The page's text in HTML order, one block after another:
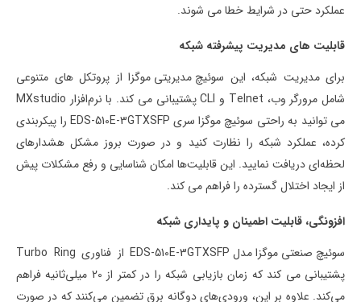
عملکرد حتی در شرایط خطا می شوند.
قابلیت های مدیریت پیشرفته شبکه
برای مدیریت شبکه، این سوئیچ مدیریتی موگزا از پروتکل های متنوعی
شامل مرورگر وب، Telnet و CLIپشتیبانی می کند. با نرم‌افزار MXstudio
می توانید به راحتی سوئیچ موگزا سری EDS-510E-3GTXSFP را پیکربندی
کرده، عملکرد شبکه را نظارت کنید و در صورت بروز مشکل هشدارهای
لحظه‌ای دریافت نمایید. این قابلیت‌ها امکان شناسایی و رفع مشکلات پیش
از ایجاد اختلال گسترده را فراهم می کند.
افزونگی، قابلیت اطمینان و پایداری شبکه
سوئیچ صنعتی موگزا مدل EDS-510E-3GTXSFP از فناوری Turbo Ring
پشتیبانی می کند که زمان بازیابی شبکه را در کمتر از 20 میلی‌ثانیه فراهم
می‌کند. علاوه بر این، ورودی‌های دوگانه برق تضمین می‌کنند که در صورت